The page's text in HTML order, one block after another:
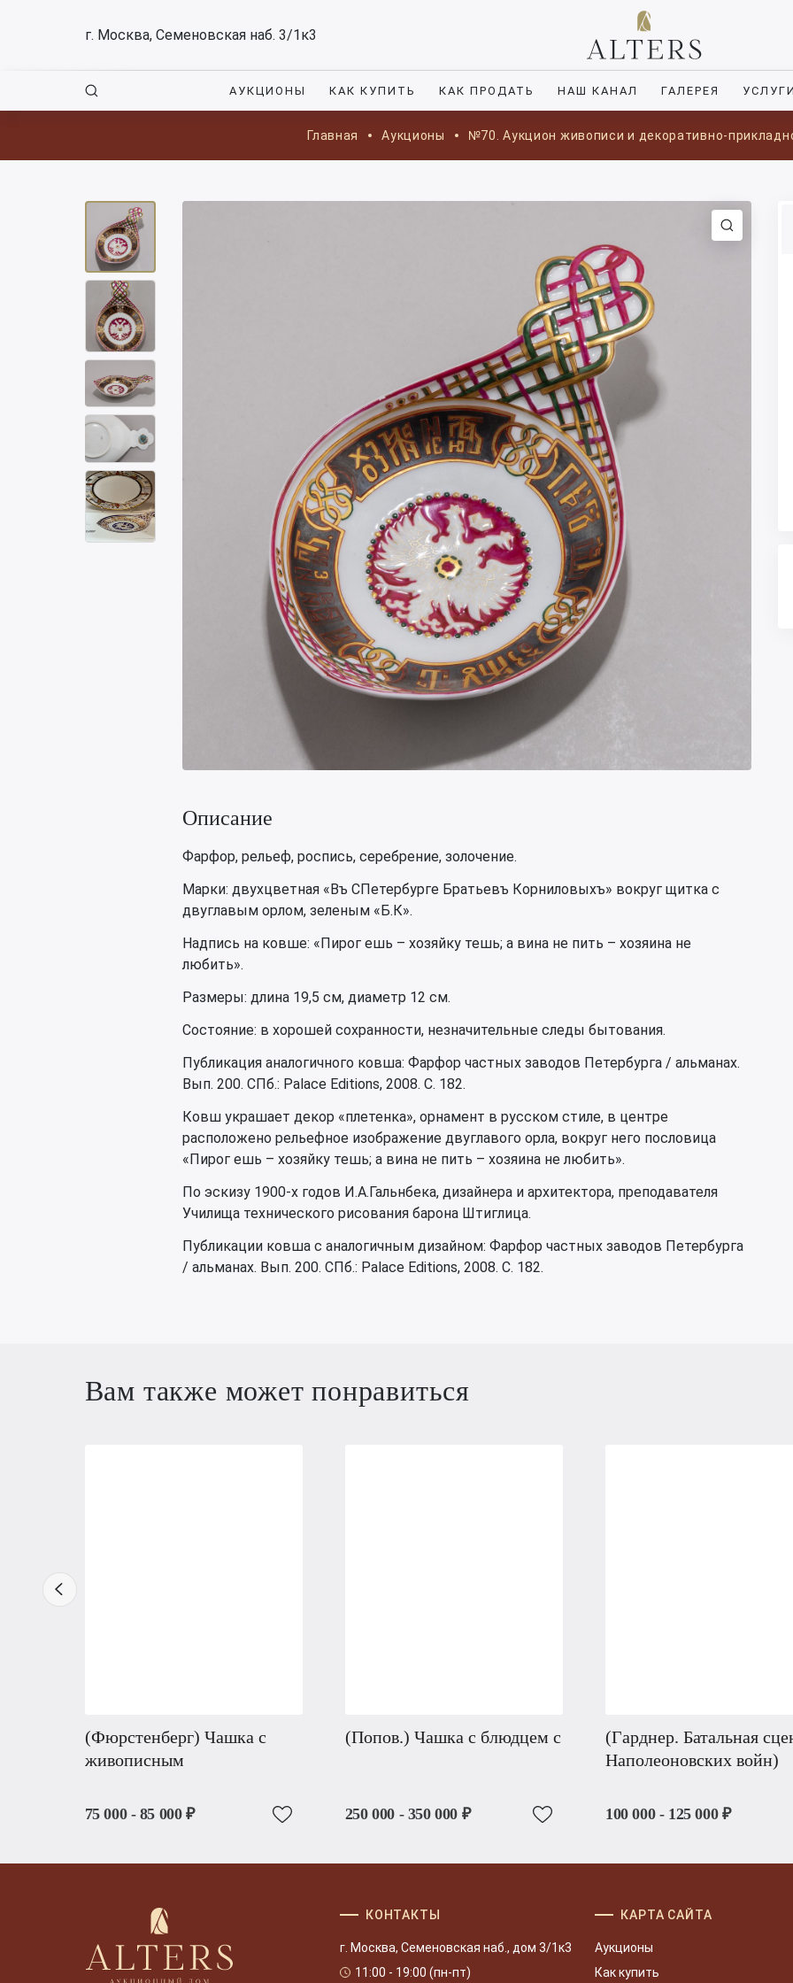
г. Москва, Семеновская наб. 3/1к3
АУКЦИОНЫ КАК КУПИТЬ КАК ПРОДАТЬ НАШ КАНАЛ ГАЛЕРЕЯ
Главная Аукционы №70. Аукцион живописи и декоративно-
Описание
Фарфор, рельеф, роспись, серебрение, золочение.
Марки: двухцветная «Въ СПетербурге Братьевъ Корниловыхъ» вокруг щитка с
двуглавым орлом, зеленым «Б.К».
Надпись на ковше: «Пирог ешь – хозяйку тешь; а вина не пить – хозяина не
любить».
Размеры: длина 19,5 см, диаметр 12 см.
Состояние: в хорошей сохранности, незначительные следы бытования.
Публикация аналогичного ковша: Фарфор частных заводов Петербурга / альманах.
Вып. 200. СПб.: Palace Editions, 2008. С. 182.
Ковш украшает декор «плетенка», орнамент в русском стиле, в центре
расположено рельефное изображение двуглавого орла, вокруг него пословица
«Пирог ешь – хозяйку тешь; а вина не пить – хозяина не любить».
По эскизу 1900-х годов И.А.Гальнбека, дизайнера и архитектора, преподавателя
Училища технического рисования барона Штиглица.
Публикации ковша с аналогичным дизайном: Фарфор частных заводов Петербурга
/ альманах. Вып. 200. СПб.: Palace Editions, 2008. С. 182.
Вам также может понравиться
(Фюрстенберг) Чашка с
живописным
75 000 - 85 000 ₽
(Попов.) Чашка с блюдцем с
250 000 - 350 000 ₽
(Гарднер. Батальная
Наполеоновских войн)
100 000 - 125 000 ₽
КОНТАКТЫ
г. Москва, Семеновская наб., дом 3/1к3
11:00 - 19:00 (пн-пт)
КАРТА САЙТА
Аукционы
Как купить